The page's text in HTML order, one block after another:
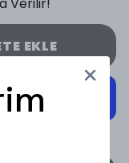
EKLE